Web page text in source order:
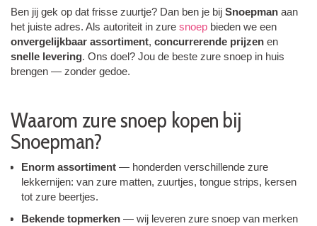
Ben jij gek op dat frisse zuurtje? Dan ben je bij Snoepman aan
het juiste adres. Als autoriteit in zure snoep bieden we een
onvergelijkbaar assortiment, concurrerende prijzen en
snelle levering. Ons doel? Jou de beste zure snoep in huis
brengen — zonder gedoe.
Waarom zure snoep kopen bij
Snoepman?
Enorm assortiment — honderden verschillende zure
lekkernijen: van zure matten, zuurtjes, tongue strips, kersen
tot zure beertjes.
Bekende topmerken — wij leveren zure snoep van merken